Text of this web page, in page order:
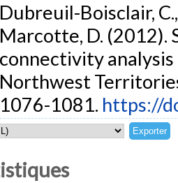
Dubreuil-Boisclair,
Marcotte, D. (2012).
connectivity
Northwest
1076-1081. https://